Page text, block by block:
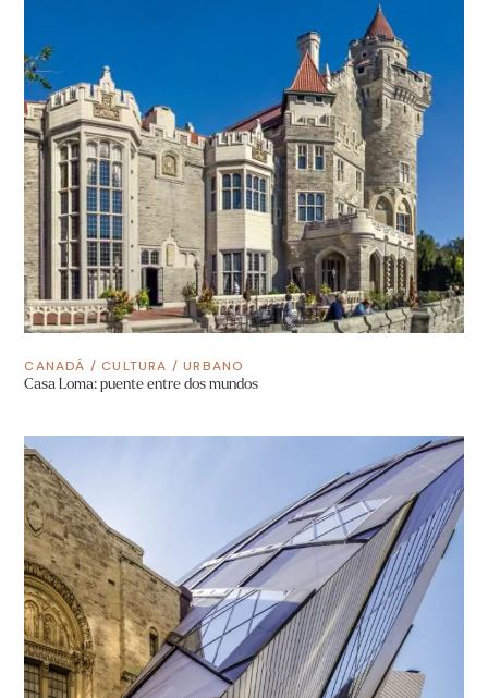
CANADÁ /CULTURA /URBANO
Casa Loma: puente entre dos mundos